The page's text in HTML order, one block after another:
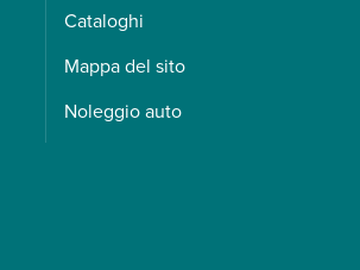
Cataloghi
Mappa del sito
Noleggio auto